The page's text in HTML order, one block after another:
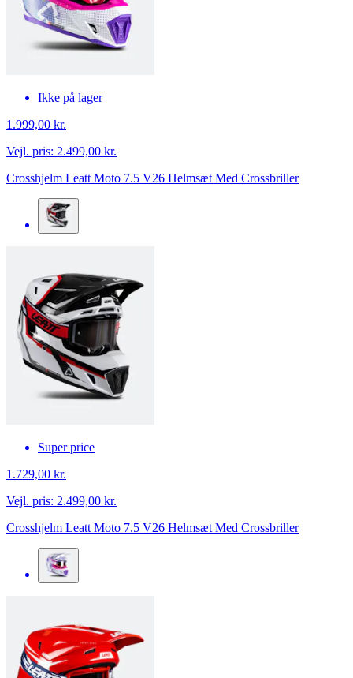
Ikke på lager
1.999,00 kr.
Vejl. pris: 2.499,00 kr.
Crosshjelm Leatt Moto 7.5 V26 Helmsæt Med Crossbriller
Super price
1.729,00 kr.
Vejl. pris: 2.499,00 kr.
Crosshjelm Leatt Moto 7.5 V26 Helmsæt Med Crossbriller